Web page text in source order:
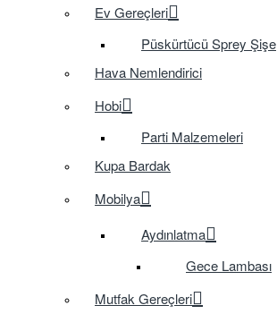
Ev Gereçleri
Püskürtücü Sprey Şişe
Hava Nemlendirici
Hobi
Parti Malzemeleri
Kupa Bardak
Mobilya
Aydınlatma
Gece Lambası
Mutfak Gereçleri